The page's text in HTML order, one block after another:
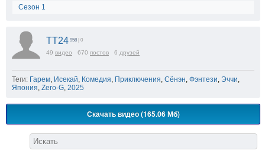
Сезон 1
TT24 958 | 0
49 видео 670 постов 6 друзей
Теги: Гарем, Исекай, Комедия, Приключения, Сёнэн, Фэнтези, Эччи,
Япония, Zero-G, 2025
Скачать видео (165.06 Мб)